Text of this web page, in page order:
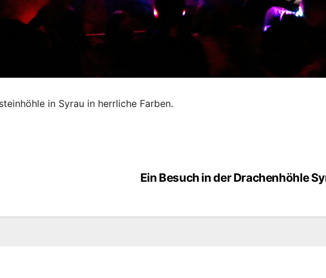
in Syrau in herrliche Farben.
Ein Besuch in der Drachenhöhle